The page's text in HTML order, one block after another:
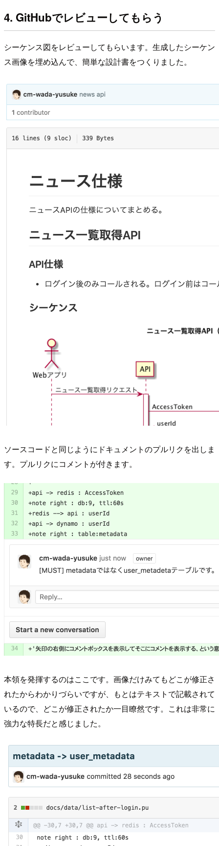
4. GitHubでレビューしてもらう
シーケンス図をレビューしてもらいます。生成したシーケン
ス画像を埋め込んで、簡単な設計書をつくりました。
ソースコードと同じようにドキュメントのプルリクを出しま
す。プルリクにコメントが付きます。
本領を発揮するのはここです。画像だけみてもどこが修正さ
れたからわかりづらいですが、もとはテキストで記載されて
いるので、どこが修正されたか一目瞭然です。これは非常に
強力な特長だと感じました。